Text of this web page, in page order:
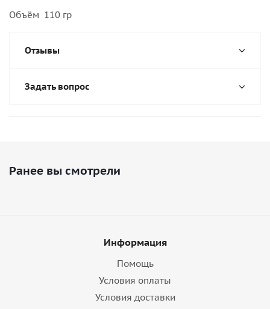
Объём 110 гр
Отзывы
Задать вопрос
Ранее вы смотрели
Информация
Помощь
Условия оплаты
Условия доставки